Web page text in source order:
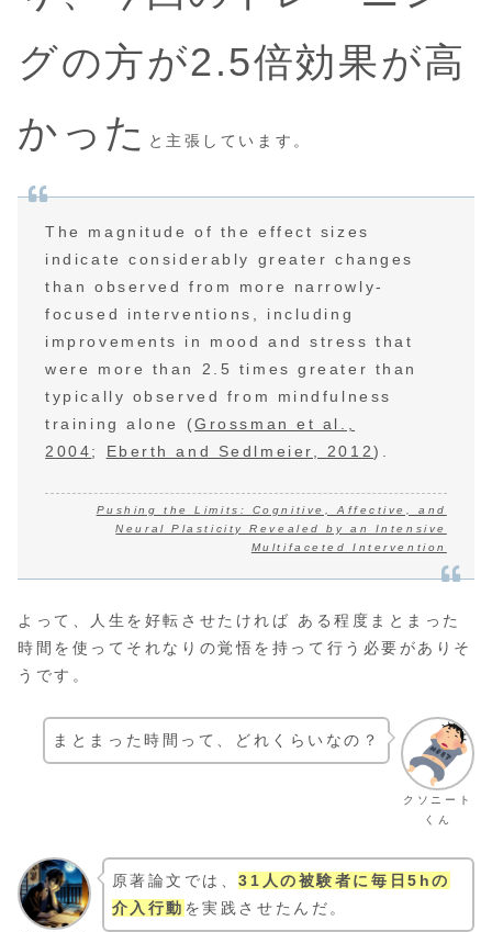
グの方が2.5倍効果が高
かった
と主張しています。
The magnitude of the effect sizes
indicate considerably greater changes
than observed from more narrowly-
focused interventions, including
improvements in mood and stress that
were more than 2.5 times greater than
typically observed from mindfulness
training alone (Grossman et al.,
2004; Eberth and Sedlmeier, 2012).
Pushing the Limits: Cognitive, Affective, and
Neural Plasticity Revealed by an Intensive
Multifaceted Intervention
よって、人生を好転させたければ ある程度まとまった
時間を使ってそれなりの覚悟を持って行う必要がありそ
うです。
クソニート
くん
まとまった時間って、どれくらいなの？
原著論文では、31人の被験者に毎日5hの
介入行動 を実践させたんだ。